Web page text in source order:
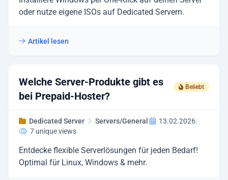
oder nutze eigene ISOs auf Dedicated Servern.
Artikel lesen
Beliebt
Welche Server-Produkte gibt es
bei Prepaid-Hoster?
Dedicated Server Servers/General | 13.02.2026|
7 unique views
Entdecke flexible Serverlösungen für jeden Bedarf!
Optimal für Linux, Windows & mehr.